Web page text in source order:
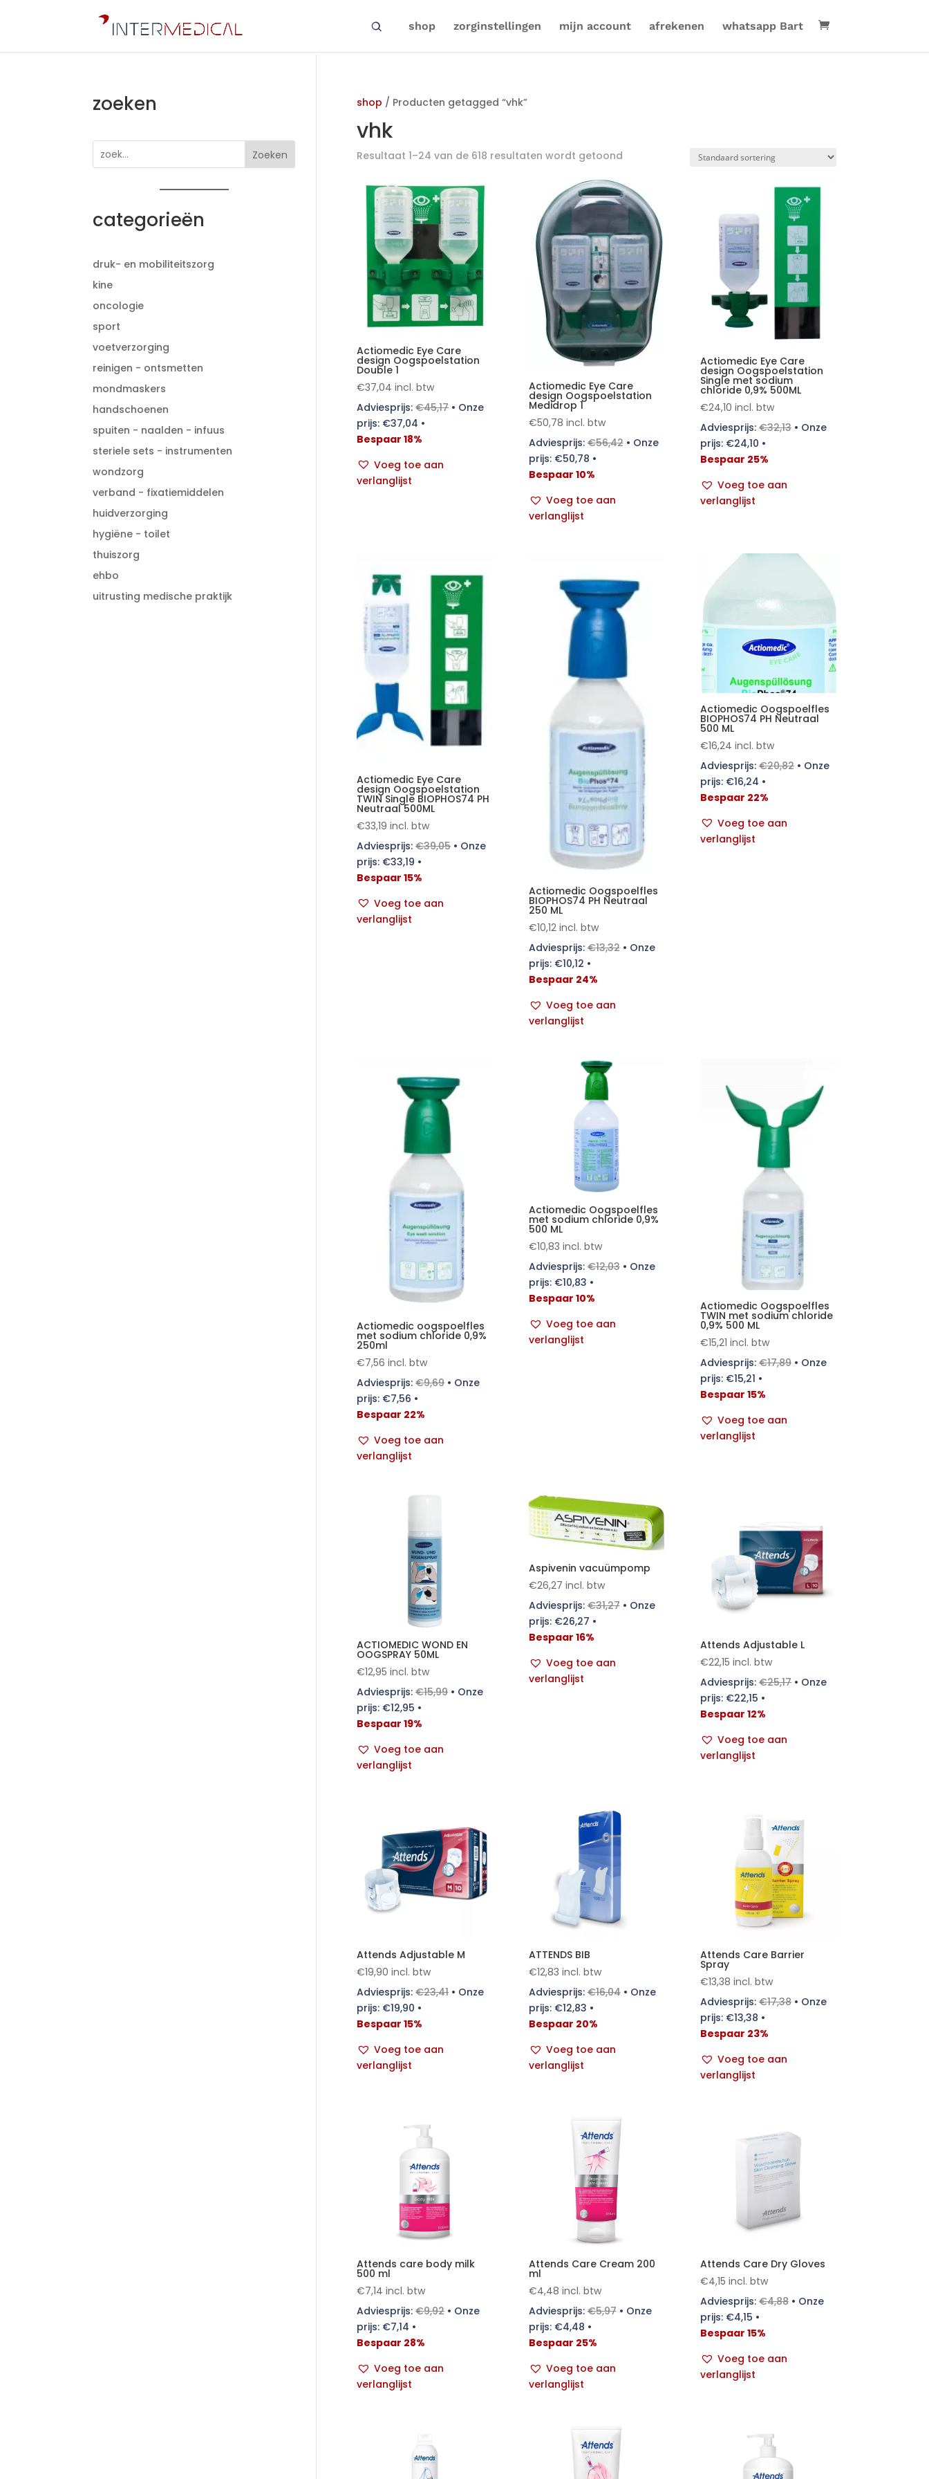
shop zorginstellingen mijn account afrekenen whatsapp Bart
shop / Producten getagged “vhk”
vhk
Resultaat 1–24 van de 618 resultaten wordt getoond
Actiomedic Eye Care
design Oogspoelstation
Double 1
€37,04 incl. btw
Adviesprijs:€45,17 • Onze
prijs: €37,04 •
Bespaar 18%
Voeg toe aan
verlanglijst
Actiomedic Eye Care
design Oogspoelstation
Medidrop 1
€50,78 incl. btw
Adviesprijs:€56,42• Onze
prijs: €50,78 •
Bespaar 10%
Voeg toe aan
verlanglijst
Actiomedic Eye Care
design Oogspoelstation
Single met sodium
chloride 0,9% 500ML
€24,10 incl. btw
Adviesprijs: €32,13• Onze
prijs: €24,10 •
Bespaar 25%
Voeg toe aan
verlanglijst
Actiomedic Eye Care
design Oogspoelstation
TWIN Single BIOPHOS74 PH
Neutraal 500ML
€33,19 incl. btw
Adviesprijs:€39,05 • Onze
prijs: €33,19 •
Bespaar 15%
Voeg toe aan
verlanglijst
Actiomedic Oogspoelfles
BIOPHOS74 PH Neutraal
250 ML
€10,12 incl. btw
Adviesprijs:€13,32• Onze
prijs: €10,12 •
Bespaar 24%
Voeg toe aan
verlanglijst
Actiomedic Oogspoelfles
BIOPHOS74 PH Neutraal
500 ML
€16,24 incl. btw
Adviesprijs: €20,82• Onze
prijs: €16,24 •
Bespaar 22%
Voeg toe aan
verlanglijst
Actiomedic oogspoelfles
met sodium chloride 0,9%
250ml
€7,56 incl. btw
Adviesprijs:€9,69 • Onze
prijs: €7,56 •
Bespaar 22%
Voeg toe aan
verlanglijst
Actiomedic Oogspoelfles
met sodium chloride 0,9%
500 ML
€10,83 incl. btw
Adviesprijs:€12,03• Onze
prijs: €10,83 •
Bespaar 10%
Voeg toe aan
verlanglijst
Actiomedic Oogspoelfles
TWIN met sodium chloride
0,9% 500 ML
€15,21 incl. btw
Adviesprijs: €17,89• Onze
prijs: €15,21 •
Bespaar 15%
Voeg toe aan
verlanglijst
ACTIOMEDIC WOND EN
OOGSPRAY 50ML
€12,95 incl. btw
Adviesprijs:€15,99 • Onze
prijs: €12,95 •
Bespaar 19%
Voeg toe aan
verlanglijst
Aspivenin vacuümpomp
€26,27 incl. btw
Adviesprijs:€31,27• Onze
prijs: €26,27 •
Bespaar 16%
Voeg toe aan
verlanglijst
Attends Adjustable L
€22,15 incl. btw
Adviesprijs: €25,17• Onze
prijs: €22,15 •
Bespaar 12%
Voeg toe aan
verlanglijst
Attends Adjustable M
€19,90 incl. btw
Adviesprijs:€23,41 • Onze
prijs: €19,90 •
Bespaar 15%
Voeg toe aan
verlanglijst
ATTENDS BIB
€12,83 incl. btw
Adviesprijs:€16,04• Onze
prijs: €12,83 •
Bespaar 20%
Voeg toe aan
verlanglijst
Attends Care Barrier
Spray
€13,38 incl. btw
Adviesprijs: €17,38• Onze
prijs: €13,38 •
Bespaar 23%
Voeg toe aan
verlanglijst
Attends care body milk
500 ml
€7,14 incl. btw
Adviesprijs:€9,92 • Onze
prijs: €7,14 •
Bespaar 28%
Voeg toe aan
verlanglijst
Attends Care Cream 200
ml
€4,48 incl. btw
Adviesprijs:€5,97• Onze
prijs: €4,48 •
Bespaar 25%
Voeg toe aan
verlanglijst
Attends Care Dry Gloves
€4,15 incl. btw
Adviesprijs: €4,88• Onze
prijs: €4,15 •
Bespaar 15%
Voeg toe aan
verlanglijst
zoeken
Zoeken
categorieën
druk- en mobiliteitszorg
kine
oncologie
sport
voetverzorging
reinigen - ontsmetten
mondmaskers
handschoenen
spuiten - naalden - infuus
steriele sets - instrumenten
wondzorg
verband - fixatiemiddelen
huidverzorging
hygiëne - toilet
thuiszorg
ehbo
uitrusting medische praktijk